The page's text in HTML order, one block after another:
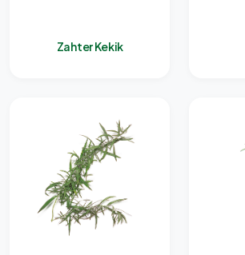
Zahter Kekik